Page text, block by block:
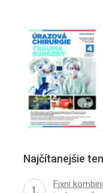
Najčítanejšie
Fixní